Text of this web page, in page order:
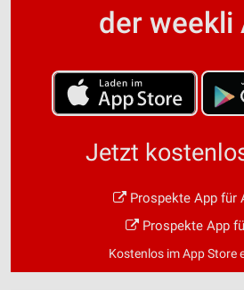
der weekli
Jetzt
Prospekte App für
Prospekte App
Kostenlos im App Store